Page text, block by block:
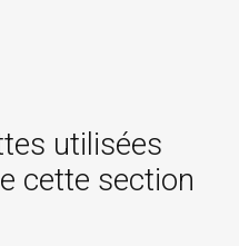
utilisées
cette section